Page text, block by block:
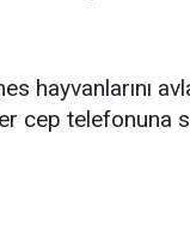
hayvanlarını
cep telefonuna